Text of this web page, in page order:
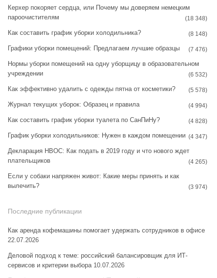
a
g
r
a
e
r
e
s
Керхер покоряет сердца, или Почему мы доверяем немецким
пароочистителям
(18 348)
Как составить график уборки холодильника? (8 148)
Графики уборки помещений: Предлагаем лучшие образцы (7 476)
Нормы уборки помещений на одну уборщицу в образовательном
учреждении
(6 532)
Как эффективно удалить с одежды пятна от косметики? (5 578)
Журнал текущих уборок: Образец и правила (4 994)
Как составить график уборки туалета по СанПиНу? (4 828)
График уборки холодильников: Нужен в каждом помещении (4 347)
Декларация НВОС: Как подать в 2019 году и что нового ждет
плательщиков
(4 265)
Если у собаки напряжен живот: Какие меры принять и как
вылечить?
(3 974)
Последние публикации
Как аренда кофемашины помогает удержать сотрудников в офисе
22.07.2026
Деловой подход к теме: российский балансировщик для ИТ-
сервисов и критерии выбора 10.07.2026